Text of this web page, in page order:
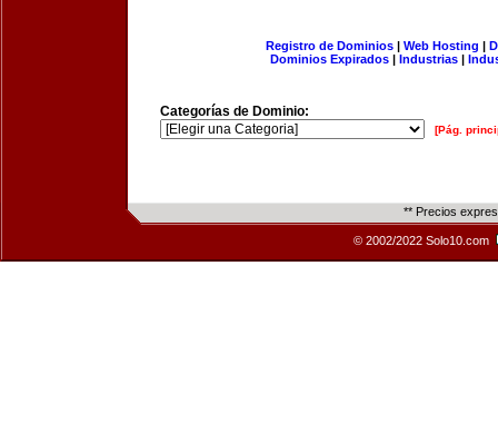
Registro de Dominios| Web Hosting |
Dominios Expirados | Industrias |
Categorías de Dominio:
[Pág.
** Precios
© 2002/2022 Solo10.com